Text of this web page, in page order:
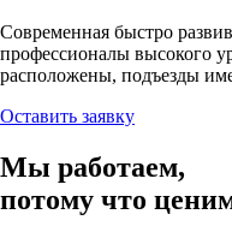
Современная быстро
профессионалы высокого
расположены, подъезды
Оставить заявку
Мы работаем,
потому что